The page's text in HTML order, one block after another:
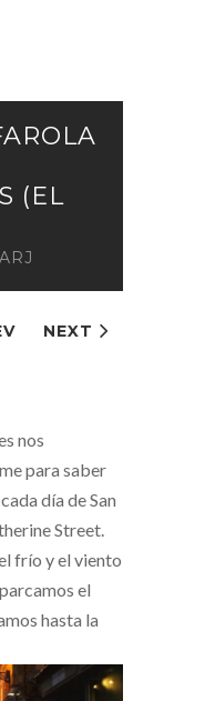
NEXT
(EL
nos
para saber
día de San
Street.
frío y el viento
el
hasta la